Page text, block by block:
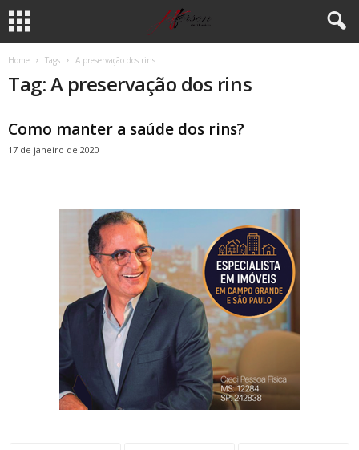
Home Tags A preservação dos rins
Tag: A preservação dos rins
Como manter a saúde dos rins?
17 de janeiro de 2020